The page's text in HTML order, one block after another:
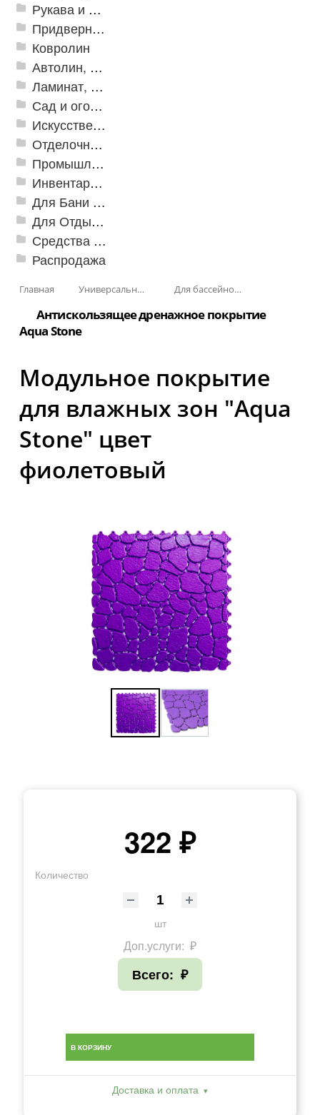
Рукава и шланги промышленные
Придверные решетки
Ковролин
Автолин, Транслин, Линолеум
Ламинат, Кварцвиниловая плитка SPC
Сад и огород
Искусственная трава
Отделочные профили
Промышленный текстиль
Инвентарь для клининга
Для Бани и Сауны
Для Отдыха и Пикника
Средства от насекомых и садовых вредителей
Распродажа
Главная Универсальные модульные покрытия Для бассейнов и аквапарков
Антискользящее дренажное покрытие
Aqua Stone
Модульное покрытие
для влажных зон "Aqua
Stone" цвет
фиолетовый
322 ₽
Количество
шт
Доп.услуги: ₽
Всего: ₽
В КОРЗИНУ
Доставка и оплата